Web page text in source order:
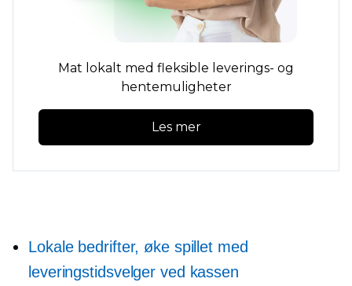
Mat lokalt med fleksible leverings- og
hentemuligheter
Les mer
Lokale bedrifter, øke spillet med
leveringstidsvelger ved kassen